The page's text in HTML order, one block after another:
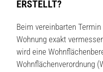
ERSTELLT?
Beim vereinbarten
Wohnung exakt
wird eine
Wohnflächenverordnung